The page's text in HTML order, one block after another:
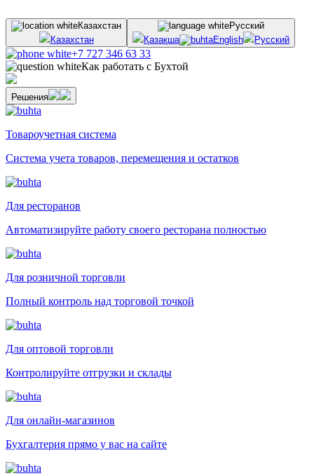
Казахстан
Казахстан
Русский
Қазақша
English Русский
+7 727 346 63 33
Как работать с Бухтой
Решения
Товароучетная система
Система учета товаров, перемещения и остатков
Для ресторанов
Автоматизируйте работу своего ресторана полностью
Для розничной торговли
Полный контроль над торговой точкой
Для оптовой торговли
Контролируйте отгрузки и склады
Для онлайн-магазинов
Бухгалтерия прямо у вас на сайте